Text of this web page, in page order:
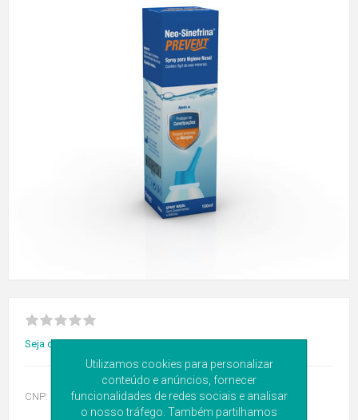
Seja o primeiro a avaliar este produto
CNP: 6405522
Utilizamos cookies para personalizar
conteúdo e anúncios, fornecer
funcionalidades de redes sociais e analisar
o nosso tráfego. Também partilhamos